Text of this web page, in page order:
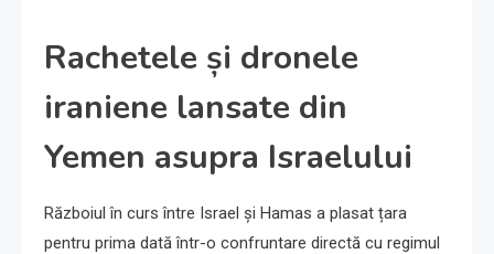
Rachetele și dronele
iraniene lansate din
Yemen asupra Israelului
Războiul în curs între Israel și Hamas a plasat țara
pentru prima dată într-o confruntare directă cu regimul